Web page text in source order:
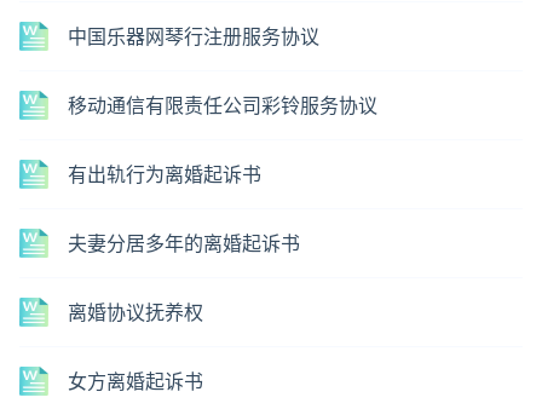
中国乐器网琴行注册服务协议
移动通信有限责任公司彩铃服务协议
有出轨行为离婚起诉书
夫妻分居多年的离婚起诉书
离婚协议抚养权
女方离婚起诉书